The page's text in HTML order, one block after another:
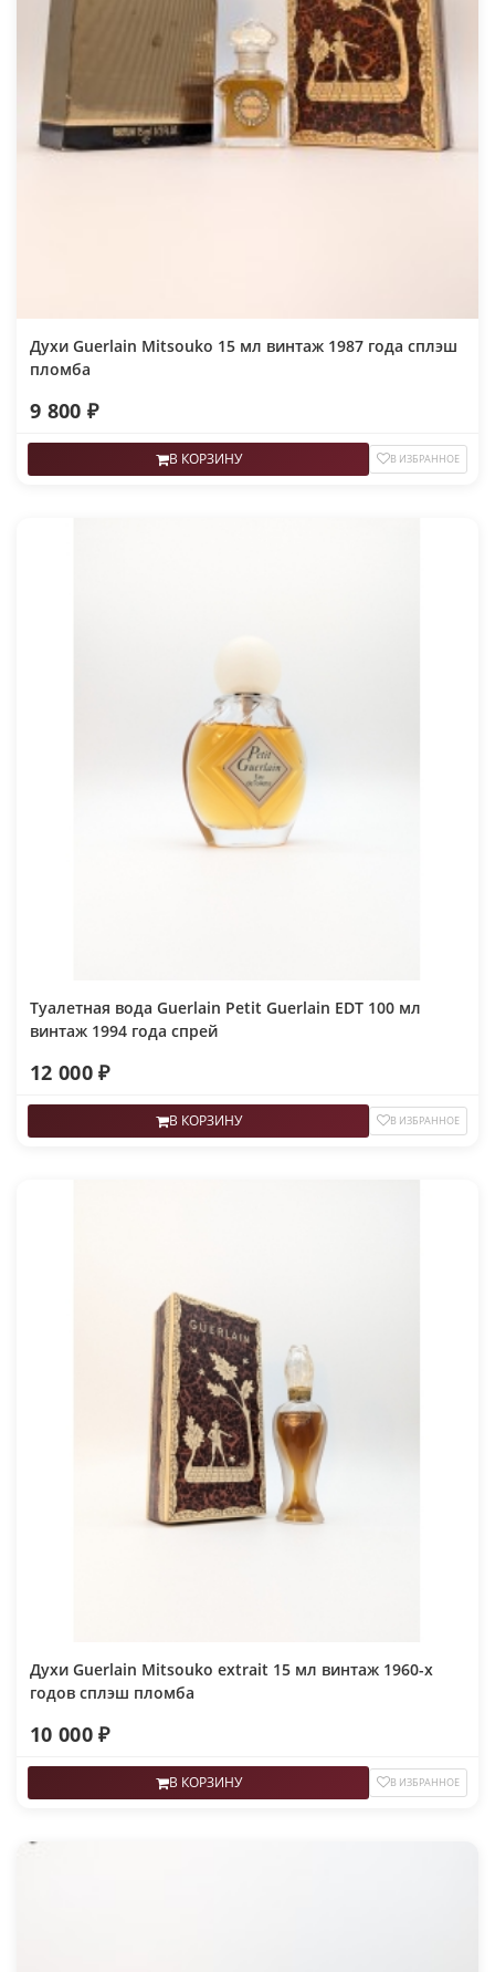
Духи Guerlain Mitsouko 15 мл винтаж 1987 года сплэш
пломба
9 800 ₽
В КОРЗИНУ В ИЗБРАННОЕ
Туалетная вода Guerlain Petit Guerlain EDT 100 мл
винтаж 1994 года спрей
12 000 ₽
В КОРЗИНУ В ИЗБРАННОЕ
Духи Guerlain Mitsouko extrait 15 мл винтаж 1960-х
годов сплэш пломба
10 000 ₽
В КОРЗИНУ В ИЗБРАННОЕ